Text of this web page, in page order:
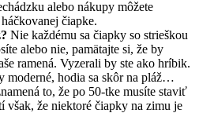
alebo nákupy môžete
čiapke.
Nie každému sa čiapky so strieškou
alebo nie, pamätajte si, že by
ramená. Vyzerali by ste ako hríbik.
moderné, hodia sa skôr na pláž…
to, že po 50-tke musíte staviť
však, že niektoré čiapky na zimu je